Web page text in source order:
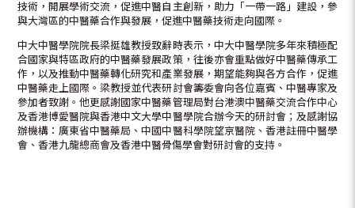
技術，開展學術交流，促進中醫自主創新，助力「一帶一路」建設，參
與大灣區的中醫藥合作與發展，促進中醫藥技術走向國際。
中大中醫學院院長梁挺雄教授致辭時表示，中大中醫學院多年來積極配
合國家與特區政府的中醫藥發展政策，往後亦會重點做好中醫藥傳承工
作，以及推動中醫藥轉化研究和產業發展，期望能夠與各方合作，促進
中醫藥走上國際。梁教授並代表研討會籌委會向各位嘉賓、中醫專家及
參加者致謝。他更感謝國家中醫藥管理局對台港澳中醫藥交流合作中心
及香港博愛醫院與香港中文大學中醫學院合辦今天的研討會；及感謝協
辦機構：廣東省中醫藥局、中國中醫科學院望京醫院、香港註冊中醫學
會、香港九龍總商會及香港中醫骨傷學會對研討會的支持。